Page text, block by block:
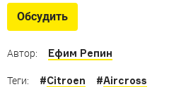
Обсудить
Автор: Ефим Репин
Теги: #Citroen #Aircross